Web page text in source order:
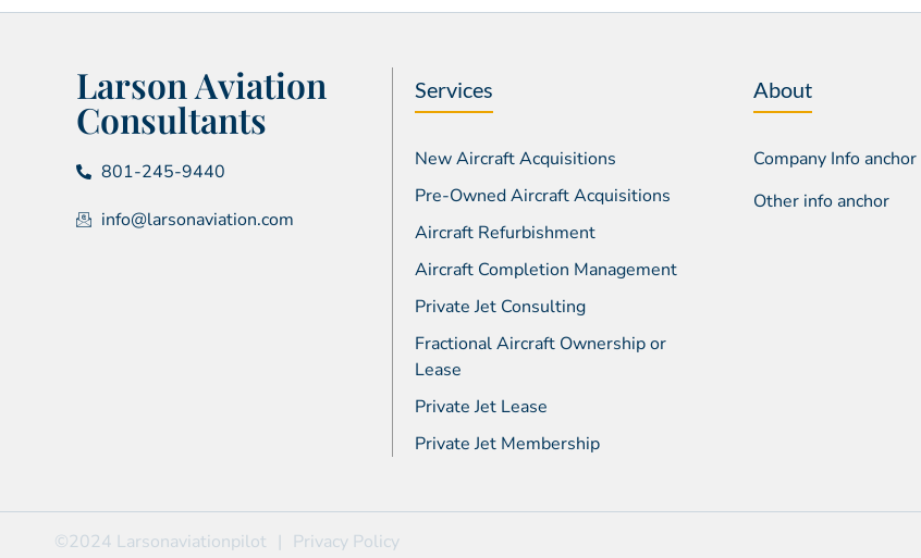
Larson Aviation
Consultants
801-245-9440
info@larsonaviation.com
Services
New Aircraft Acquisitions
Pre-Owned Aircraft Acquisitions
Aircraft Refurbishment
Aircraft Completion Management
Private Jet Consulting
Fractional Aircraft Ownership or
Lease
Private Jet Lease
Private Jet Membership
About
Company Info anchor
Other info anchor
©2024 Larsonaviationpilot | Privacy Policy